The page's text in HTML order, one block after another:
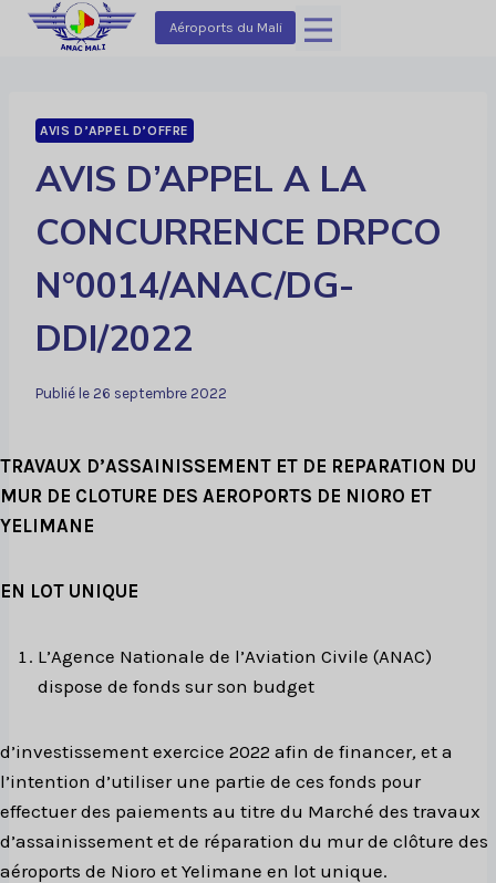
Aller
Aéroports du Mali
AVIS D’APPEL D’OFFRE
AVIS D’APPEL A LA
CONCURRENCE DRPCO
N°0014/ANAC/DG-
DDI/2022
Publié le 26 septembre 2022
TRAVAUX D’ASSAINISSEMENT ET DE REPARATION DU
MUR DE CLOTURE DES AEROPORTS DE NIORO ET
YELIMANE
EN LOT UNIQUE
L’Agence Nationale de l’Aviation Civile (ANAC)
dispose de fonds sur son budget
d’investissement exercice 2022 afin de financer, et a
l’intention d’utiliser une partie de ces fonds pour
effectuer des paiements au titre du Marché des travaux
d’assainissement et de réparation du mur de clôture des
aéroports de Nioro et Yelimane en lot unique.